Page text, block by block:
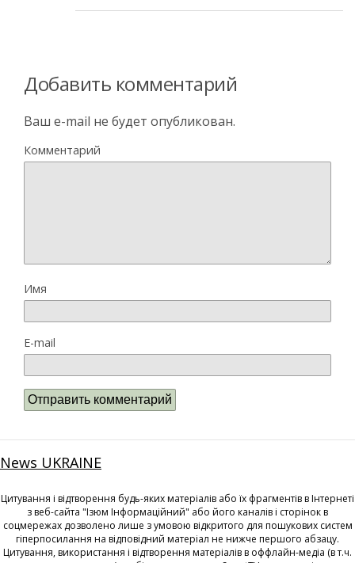
Добавить комментарий
Ваш e-mail не будет опубликован.
Комментарий
Имя
E-mail
News UKRAINE
Цитування і відтворення будь-яких матеріалів або їх фрагментів в Інтернеті
з веб-сайта "Ізюм Інформаційний" або його каналів і сторінок в
соцмережах дозволено лише з умовою відкритого для пошукових систем
гіперпосилання на відповідний матеріал не нижче першого абзацу.
Цитування, використання і відтворення матеріалів в оффлайн-медіа (в т.ч.